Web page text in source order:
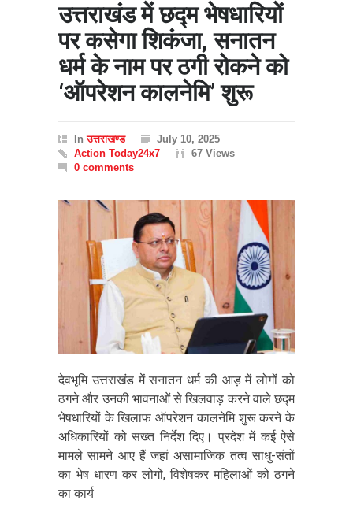
उत्तराखंड में छद्म भेषधारियों
पर कसेगा शिकंजा, सनातन
धर्म के नाम पर ठगी रोकने को
‘ऑपरेशन कालनेमि’ शुरू
Inउत्तराखण्ड
July 10, 2025
Action Today24x7
67 Views
0 comments
देवभूमि उत्तराखंड में सनातन धर्म की आड़ में लोगों को
ठगने और उनकी भावनाओं से खिलवाड़ करने वाले छद्म
भेषधारियों के खिलाफ ऑपरेशन कालनेमि शुरू करने के
अधिकारियों को सख्त निर्देश दिए। प्रदेश में कई ऐसे
मामले सामने आए हैं जहां असामाजिक तत्व साधु-संतों
का भेष धारण कर लोगों, विशेषकर महिलाओं को ठगने
का कार्य